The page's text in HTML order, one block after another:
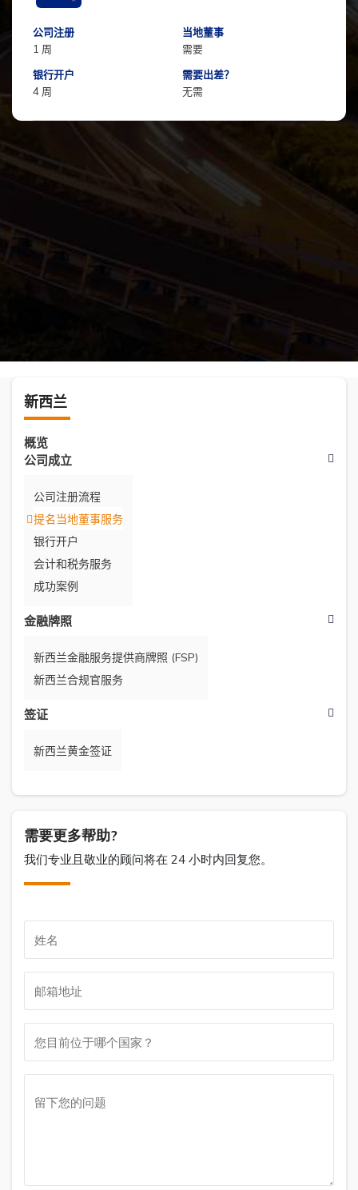
公司注册
1 周
当地董事
需要
银行开户
4 周
需要出差？
无需
新西兰
概览
公司成立
公司注册流程
提名当地董事服务
银行开户
会计和税务服务
成功案例
金融牌照
新西兰金融服务提供商牌照 (FSP)
新西兰合规官服务
签证
新西兰黄金签证
需要更多帮助?
我们专业且敬业的顾问将在 24 小时内回复您。